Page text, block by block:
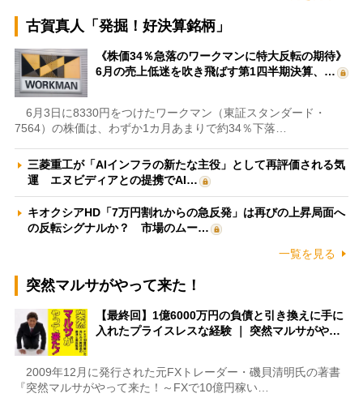
古賀真人「発掘！好決算銘柄」
《株価34％急落のワークマンに特大反転の期待》
6月の売上低迷を吹き飛ばす第1四半期決算、…
6月3日に8330円をつけたワークマン（東証スタンダード・
7564）の株価は、わずか1カ月あまりで約34％下落…
三菱重工が「AIインフラの新たな主役」として再評価される気
運 エヌビディアとの提携でAI…
キオクシアHD「7万円割れからの急反発」は再びの上昇局面へ
の反転シグナルか？ 市場のムー…
一覧を見る
突然マルサがやって来た！
【最終回】1億6000万円の負債と引き換えに手に
入れたプライスレスな経験 ｜ 突然マルサがや…
2009年12月に発行された元FXトレーダー・磯貝清明氏の著書
『突然マルサがやって来た！～FXで10億円稼い…